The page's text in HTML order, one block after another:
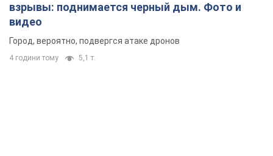
взрывы: поднимается черный дым. Фото и
видео
Город, вероятно, подвергся атаке дронов
4 години тому 5,1 т.